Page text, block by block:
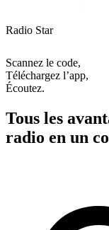
Radio Star
Scannez le code,
Téléchargez l’app,
Écoutez.
Tous les
radio en un